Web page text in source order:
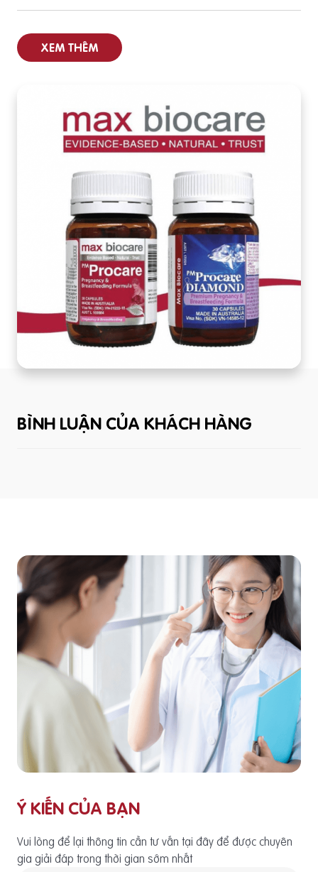
XEM THÊM
BÌNH LUẬN CỦA KHÁCH HÀNG
Ý KIẾN CỦA BẠN
Vui lòng để lại thông tin cần tư vấn tại đây để được chuyên
gia giải đáp trong thời gian sớm nhất